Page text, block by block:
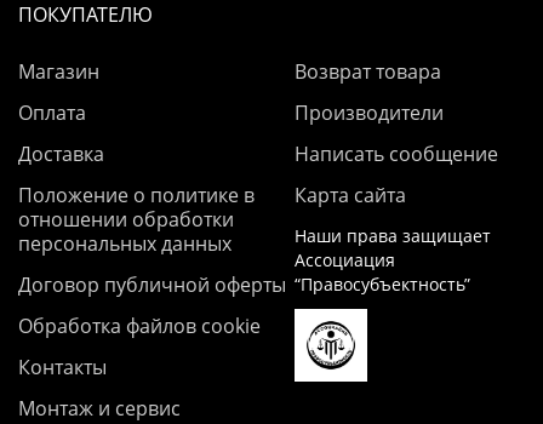
ПОКУПАТЕЛЮ
Магазин
Оплата
Доставка
Положение о политике в
отношении обработки
персональных данных
Договор публичной оферты
Обработка файлов cookie
Контакты
Монтаж и сервис
Возврат товара
Производители
Написать сообщение
Карта сайта
Наши права защищает
Ассоциация
“Правосубъектность”